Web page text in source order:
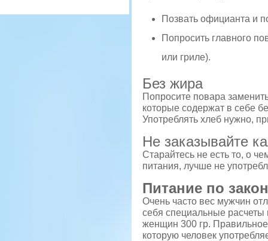
Позвать официанта и
Попросить главного
или гриле).
Без жира
Попросите повара
которые содержат в себе
Употреблять хлеб нужно,
Не заказывайте
Старайтесь не есть то, о
питания, лучше не
Питание по
Очень часто вес мужчин
себя специальные
женщин 300 гр.
которую человек